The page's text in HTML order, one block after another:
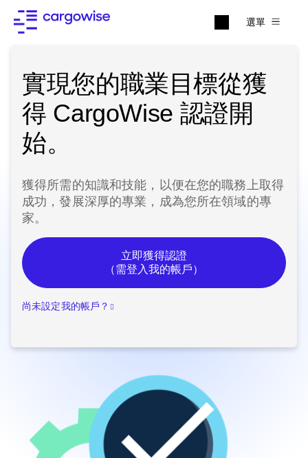
選單
實現您的職業目標從獲
得 CargoWise 認證開
始。
獲得所需的知識和技能，以便在您的職務上取得
成功，發展深厚的專業，成為您所在領域的專
家。
立即獲得認證
（需登入我的帳戶）
尚未設定我的帳戶？